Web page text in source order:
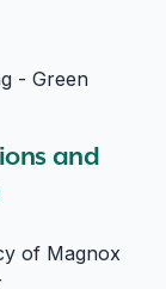
- Green
and
of Magnox